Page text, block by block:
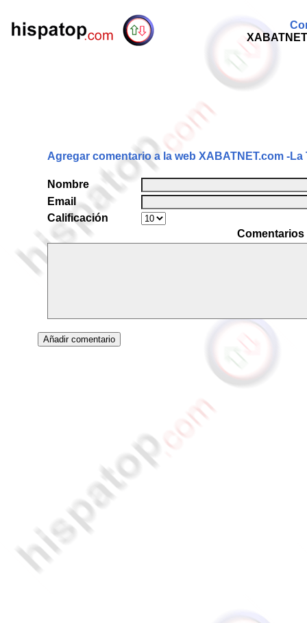
Agregar comentario a la web XABATNET.com -
Nombre
Email
Calificación
Comentarios